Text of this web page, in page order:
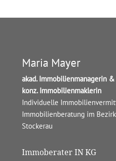
Maria Mayer
akad. Immobilienmanagerin &
konz. Immobilienmaklerin
Individuelle
Immobilienberatung im
Stockerau
Immoberater IN KG